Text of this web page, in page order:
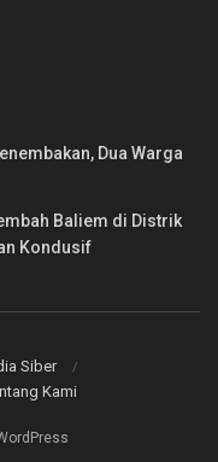
Dua Warga
Baliem di Distrik
Kondusif
Siber
Kami